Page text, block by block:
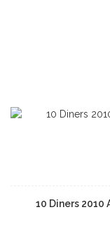
10 Diners 2010